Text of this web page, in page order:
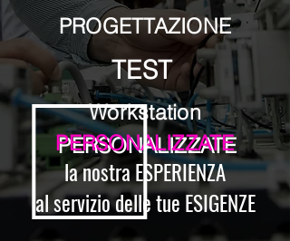
PROGETTAZIONE
TEST
Workstation
PERSONALIZZATE
la nostra ESPERIENZA
al servizio delle tue ESIGENZE